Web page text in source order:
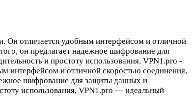
Он отличается удобным интерфейсом и отличной
он предлагает надежное шифрование для
и простоту использования, VPN1.pro -
интерфейсом и отличной скоростью соединения,
шифрование для защиты данных и
использования, VPN1.pro — идеальный